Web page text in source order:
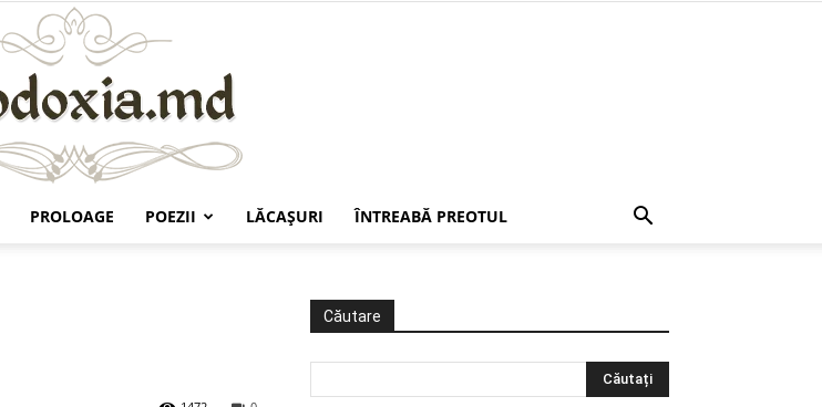
PROLOAGE POEZII LĂCAŞURI ÎNTREABĂ PREOTUL
Căutare